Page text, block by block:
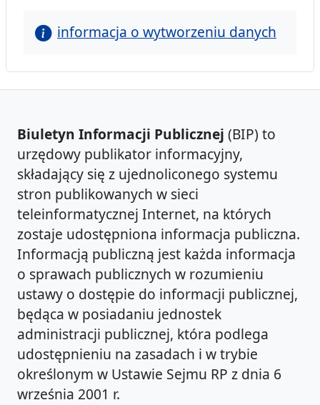
informacja o wytworzeniu danych
Biuletyn Informacji Publicznej (BIP) to
urzędowy publikator informacyjny,
składający się z ujednoliconego systemu
stron publikowanych w sieci
teleinformatycznej Internet, na których
zostaje udostępniona informacja publiczna.
Informacją publiczną jest każda informacja
o sprawach publicznych w rozumieniu
ustawy o dostępie do informacji publicznej,
będąca w posiadaniu jednostek
administracji publicznej, która podlega
udostępnieniu na zasadach i w trybie
określonym w Ustawie Sejmu RP z dnia 6
września 2001 r.